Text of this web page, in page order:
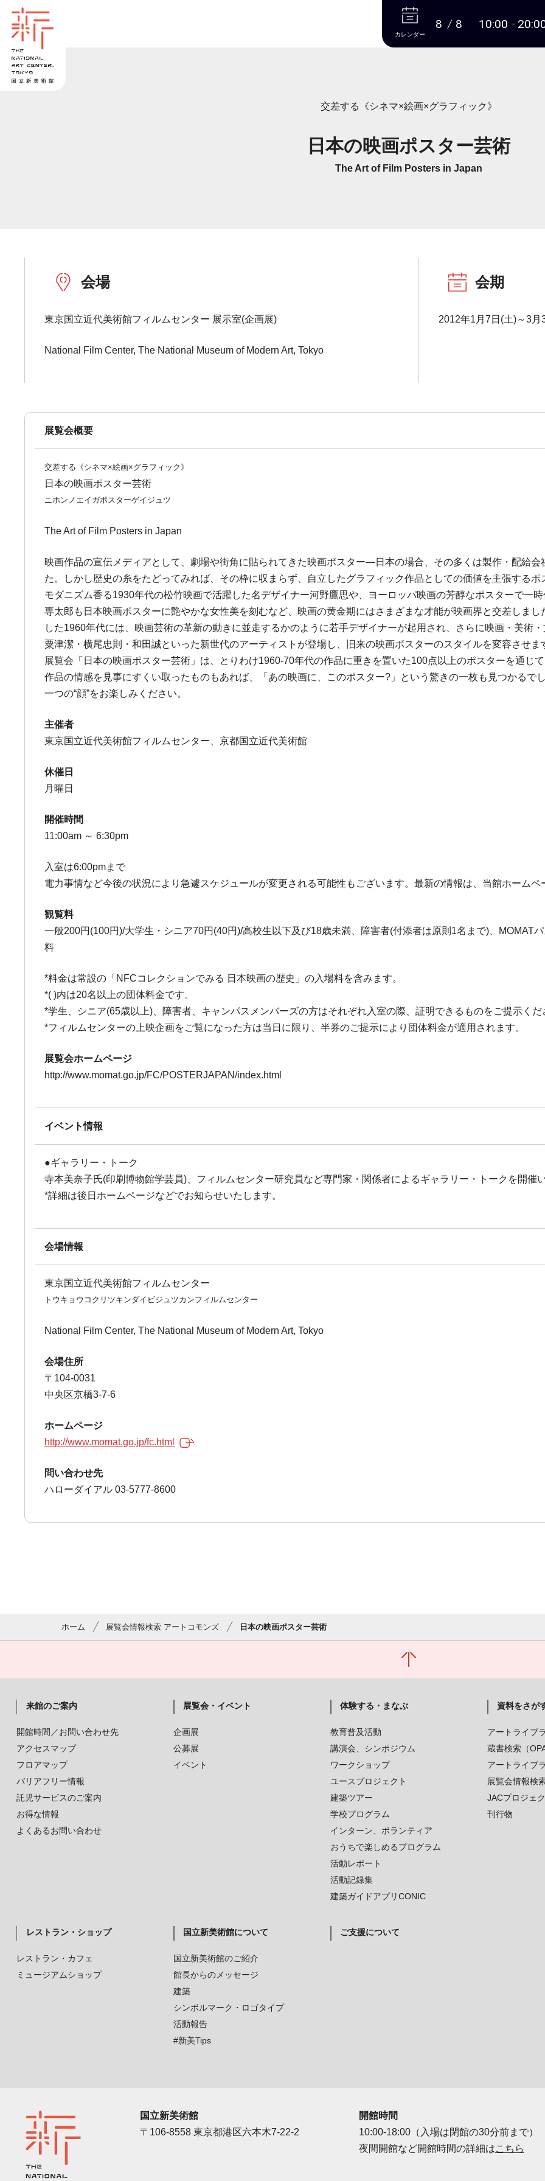
本文へ
カレンダー
8 8 10:00
交差する《シネマ×絵画×グラフィック》
日本の映画ポスター芸術
The Art of Film Posters in Japan
会場
東京国立近代美術館フィルムセンター 展示室(企画展)
National Film Center, The National Museum of Modern Art, Tokyo
会期
2012年1月7日(土)～3月
展覧会概要
交差する《シネマ×絵画×グラフィック》
日本の映画ポスター芸術
ニホンノエイガポスターゲイジュツ
The Art of Film Posters in Japan
映画作品の宣伝メディアとして、劇場や街角に貼られてきた映画ポスター―日本の場合、その多くは製作・配給
た。しかし歴史の糸をたどってみれば、その枠に収まらず、自立したグラフィック作品としての価値を主張するポ
モダニズム香る1930年代の松竹映画で活躍した名デザイナー河野鷹思や、ヨーロッパ映画の芳醇なポスターで一
専太郎も日本映画ポスターに艶やかな女性美を刻むなど、映画の黄金期にはさまざまな才能が映画界と交差しま
した1960年代には、映画芸術の革新の動きに並走するかのように若手デザイナーが起用され、さらに映画・美術
粟津潔・横尾忠則・和田誠といった新世代のアーティストが登場し、旧来の映画ポスターのスタイルを変容させま
展覧会「日本の映画ポスター芸術」は、とりわけ1960-70年代の作品に重きを置いた100点以上のポスターを通じ
作品の情感を見事にすくい取ったものもあれば、「あの映画に、このポスター?」という驚きの一枚も見つかるで
一つの“顔”をお楽しみください。
主催者
東京国立近代美術館フィルムセンター、京都国立近代美術館
休催日
月曜日
開催時間
11:00am ～ 6:30pm
入室は6:00pmまで
電力事情など今後の状況により急遽スケジュールが変更される可能性もございます。最新の情報は、当館ホームペ
観覧料
一般200円(100円)/大学生・シニア70円(40円)/高校生以下及び18歳未満、障害者(付添者は原則1名まで)、MOMAT
料
*料金は常設の「NFCコレクションでみる 日本映画の歴史」の入場料を含みます。
*( )内は20名以上の団体料金です。
*学生、シニア(65歳以上)、障害者、キャンパスメンバーズの方はそれぞれ入室の際、証明できるものをご提示くだ
*フィルムセンターの上映企画をご覧になった方は当日に限り、半券のご提示により団体料金が適用されます。
展覧会ホームページ
http://www.momat.go.jp/FC/POSTERJAPAN/index.html
イベント情報
●ギャラリー・トーク
寺本美奈子氏(印刷博物館学芸員)、フィルムセンター研究員など専門家・関係者によるギャラリー・トークを開催
*詳細は後日ホームページなどでお知らせいたします。
会場情報
東京国立近代美術館フィルムセンター
トウキョウコクリツキンダイビジュツカンフィルムセンター
National Film Center, The National Museum of Modern Art, Tokyo
会場住所
〒104-0031
中央区京橋3-7-6
ホームページ
http://www.momat.go.jp/fc.html
問い合わせ先
ハローダイアル 03-5777-8600
ホーム 展覧会情報検索 アートコモンズ 日本の映画ポスター芸術
来館のご案内
開館時間／お問い合わせ先
アクセスマップ
フロアマップ
バリアフリー情報
託児サービスのご案内
お得な情報
よくあるお問い合わせ
展覧会・イベント
企画展
公募展
イベント
体験する・まなぶ
教育普及活動
講演会、シンポジウム
ワークショップ
ユースプロジェクト
建築ツアー
学校プログラム
インターン、ボランティア
おうちで楽しめるプログラム
活動レポート
活動記録集
建築ガイドアプリCONIC
資料をさが
アートライブ
蔵書検索（
アートライブ
展覧会情報検
JACプロジェ
刊行物
レストラン・ショップ
レストラン・カフェ
ミュージアムショップ
国立新美術館について
国立新美術館のご紹介
館長からのメッセージ
建築
シンボルマーク・ロゴタイプ
活動報告
#新美Tips
ご支援について
国立新美術館
〒106-8558 東京都港区六本木7-22-2
開館時間
10:00-18:00（入場は閉館の30分前まで）
夜間開館など開館時間の詳細はこちら